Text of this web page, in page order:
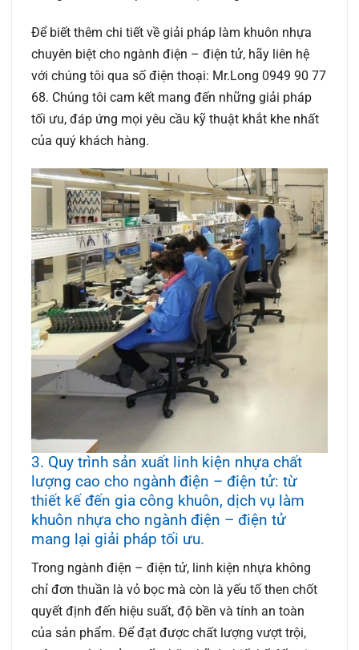
Để biết thêm chi tiết về giải pháp làm khuôn nhựa
chuyên biệt cho ngành điện – điện tử, hãy liên hệ
với chúng tôi qua số điện thoại: Mr.Long 0949 90 77
68. Chúng tôi cam kết mang đến những giải pháp
tối ưu, đáp ứng mọi yêu cầu kỹ thuật khắt khe nhất
của quý khách hàng.
3. Quy trình sản xuất linh kiện nhựa chất
lượng cao cho ngành điện – điện tử: từ
thiết kế đến gia công khuôn, dịch vụ làm
khuôn nhựa cho ngành điện – điện tử
mang lại giải pháp tối ưu.
Trong ngành điện – điện tử, linh kiện nhựa không
chỉ đơn thuần là vỏ bọc mà còn là yếu tố then chốt
quyết định đến hiệu suất, độ bền và tính an toàn
của sản phẩm. Để đạt được chất lượng vượt trội,